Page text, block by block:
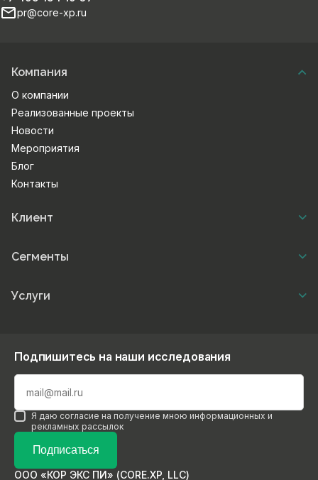
pr@core-xp.ru
Компания
О компании
Реализованные проекты
Новости
Мероприятия
Блог
Контакты
Клиент
Сегменты
Услуги
ООО «КОР ЭКС ПИ» (CORE.XP, LLC)
Подпишитесь на наши исследования
Подписаться
Я даю согласие на получение мною информационных и
рекламных рассылок